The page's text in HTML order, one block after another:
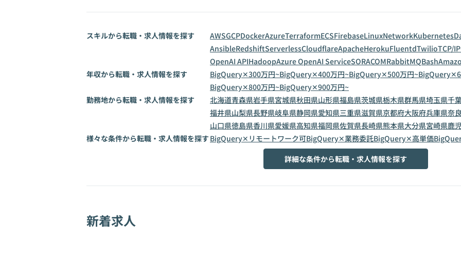
スキルから転職・求人情報を探す AWSGCPDockerAzureTerraformECSFirebaseLinuxNetworkKubernetes
AnsibleRedshiftServerlessCloudflareApacheHerokuFluentdTwilioTCP/IP
OpenAI APIHadoopAzure OpenAI ServiceSORACOMRabbitMQBash
年収から転職・求人情報を探す
BigQuery✕300万円~BigQuery✕400万円~BigQuery✕500万円~
BigQuery✕800万円~BigQuery✕900万円~
勤務地から転職・求人情報を探す
北海道青森県岩手県宮城県秋田県山形県福島県茨城県栃木県群馬県埼玉県千
福井県山梨県長野県岐阜県静岡県愛知県三重県滋賀県京都府大阪府兵庫県奈
山口県徳島県香川県愛媛県高知県福岡県佐賀県長崎県熊本県大分県宮崎県鹿
様々な条件から転職・求人情報を探す BigQuery✕リモートワーク可BigQuery✕業務委託BigQuery✕高単価
詳細な条件から転職・求人情報を探す
新着求人